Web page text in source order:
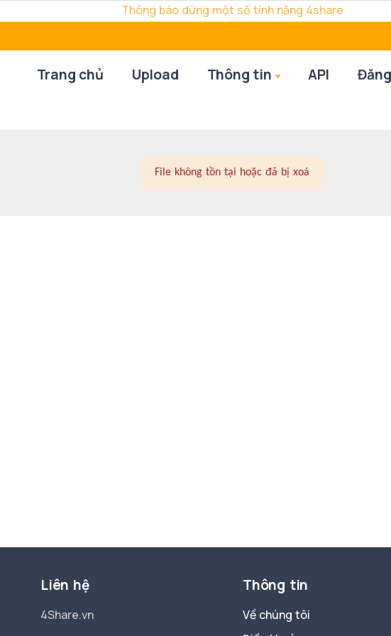
Thông báo dừng một số tính năng 4share
Trang chủ Upload Thông tin API
File không tồn tại hoặc đã bị xoá
Liên hệ
4Share.vn
Thông tin
Về chúng tôi